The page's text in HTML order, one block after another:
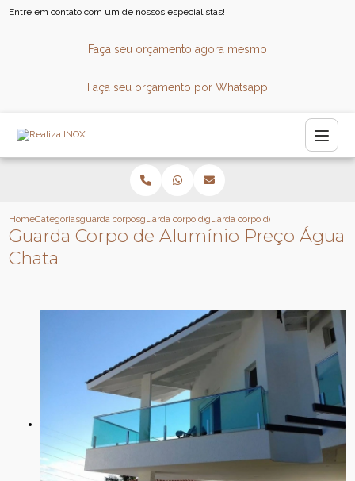
Entre em contato com um de nossos especialistas!
Faça seu orçamento agora mesmo
Faça seu orçamento por Whatsapp
HomeCategoriasguarda corposguarda corpo de vidro para escada
guarda corpo de aluminio preco
Guarda Corpo de Alumínio Preço Água
Chata